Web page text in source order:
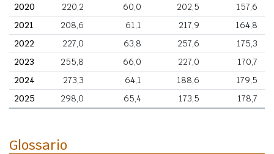
2020
220,2 60,0 202,5
157,6
2021
208,6 61,1 217,9
164,8
2022
227,0 63,8 257,6
175,3
2023
255,8 66,0 227,0
170,7
2024
273,3 64,1 188,6
179,5
2025
298,0 65,4 173,5 178,7
Glossario